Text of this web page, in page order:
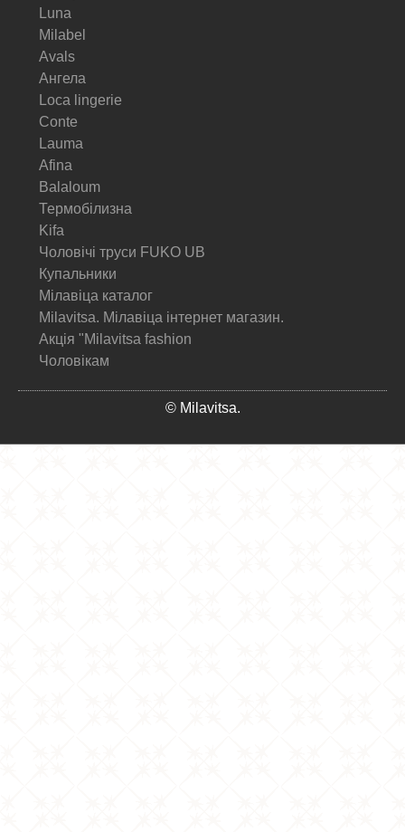
Luna
Milabel
Avals
Ангела
Loca lingerie
Conte
Lauma
Afina
Balaloum
Термобілизна
Kifa
Чоловічі труси FUKO UB
Купальники
Мілавіца каталог
Milavitsa. Мілавіца інтернет магазин.
Акція "Milavitsa fashion
Чоловікам
© Milavitsa.